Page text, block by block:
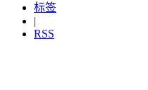
标签
|
RSS